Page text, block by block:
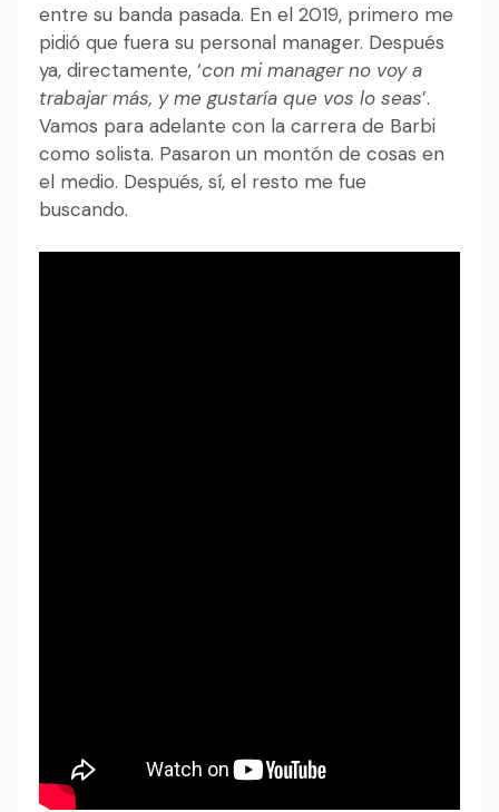
entre su banda pasada. En el 2019, primero me
pidió que fuera su personal manager. Después
ya, directamente, ‘con mi manager no voy a
trabajar más, y me gustaría que vos lo seas’.
Vamos para adelante con la carrera de Barbi
como solista. Pasaron un montón de cosas en
el medio. Después, sí, el resto me fue
buscando.